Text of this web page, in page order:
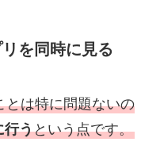
を同時に見る
とは特に問題ないの
行うという点です。